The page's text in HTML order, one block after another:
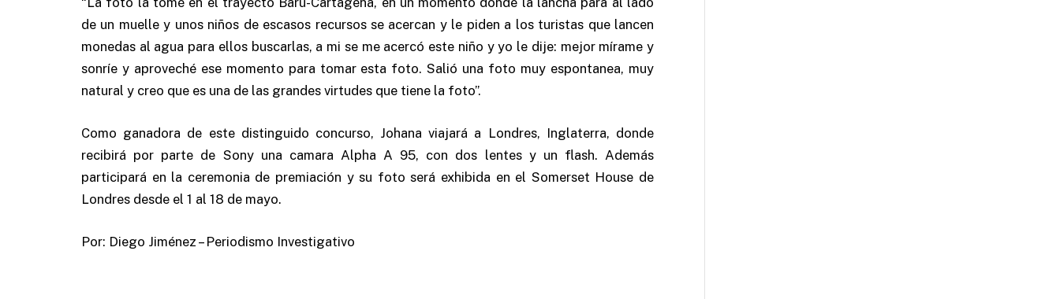
de un muelle y unos niños de escasos recursos se acercan y le piden a los turistas que lancen
monedas al agua para ellos buscarlas, a mi se me acercó este niño y yo le dije: mejor mírame y
sonríe y aproveché ese momento para tomar esta foto. Salió una foto muy espontanea, muy
natural y creo que es una de las grandes virtudes que tiene la foto”.
Como ganadora de este distinguido concurso, Johana viajará a Londres, Inglaterra, donde
recibirá por parte de Sony una camara Alpha A 95, con dos lentes y un flash. Además
participará en la ceremonia de premiación y su foto será exhibida en el Somerset House de
Londres desde el 1 al 18 de mayo.
Por: Diego Jiménez – Periodismo Investigativo